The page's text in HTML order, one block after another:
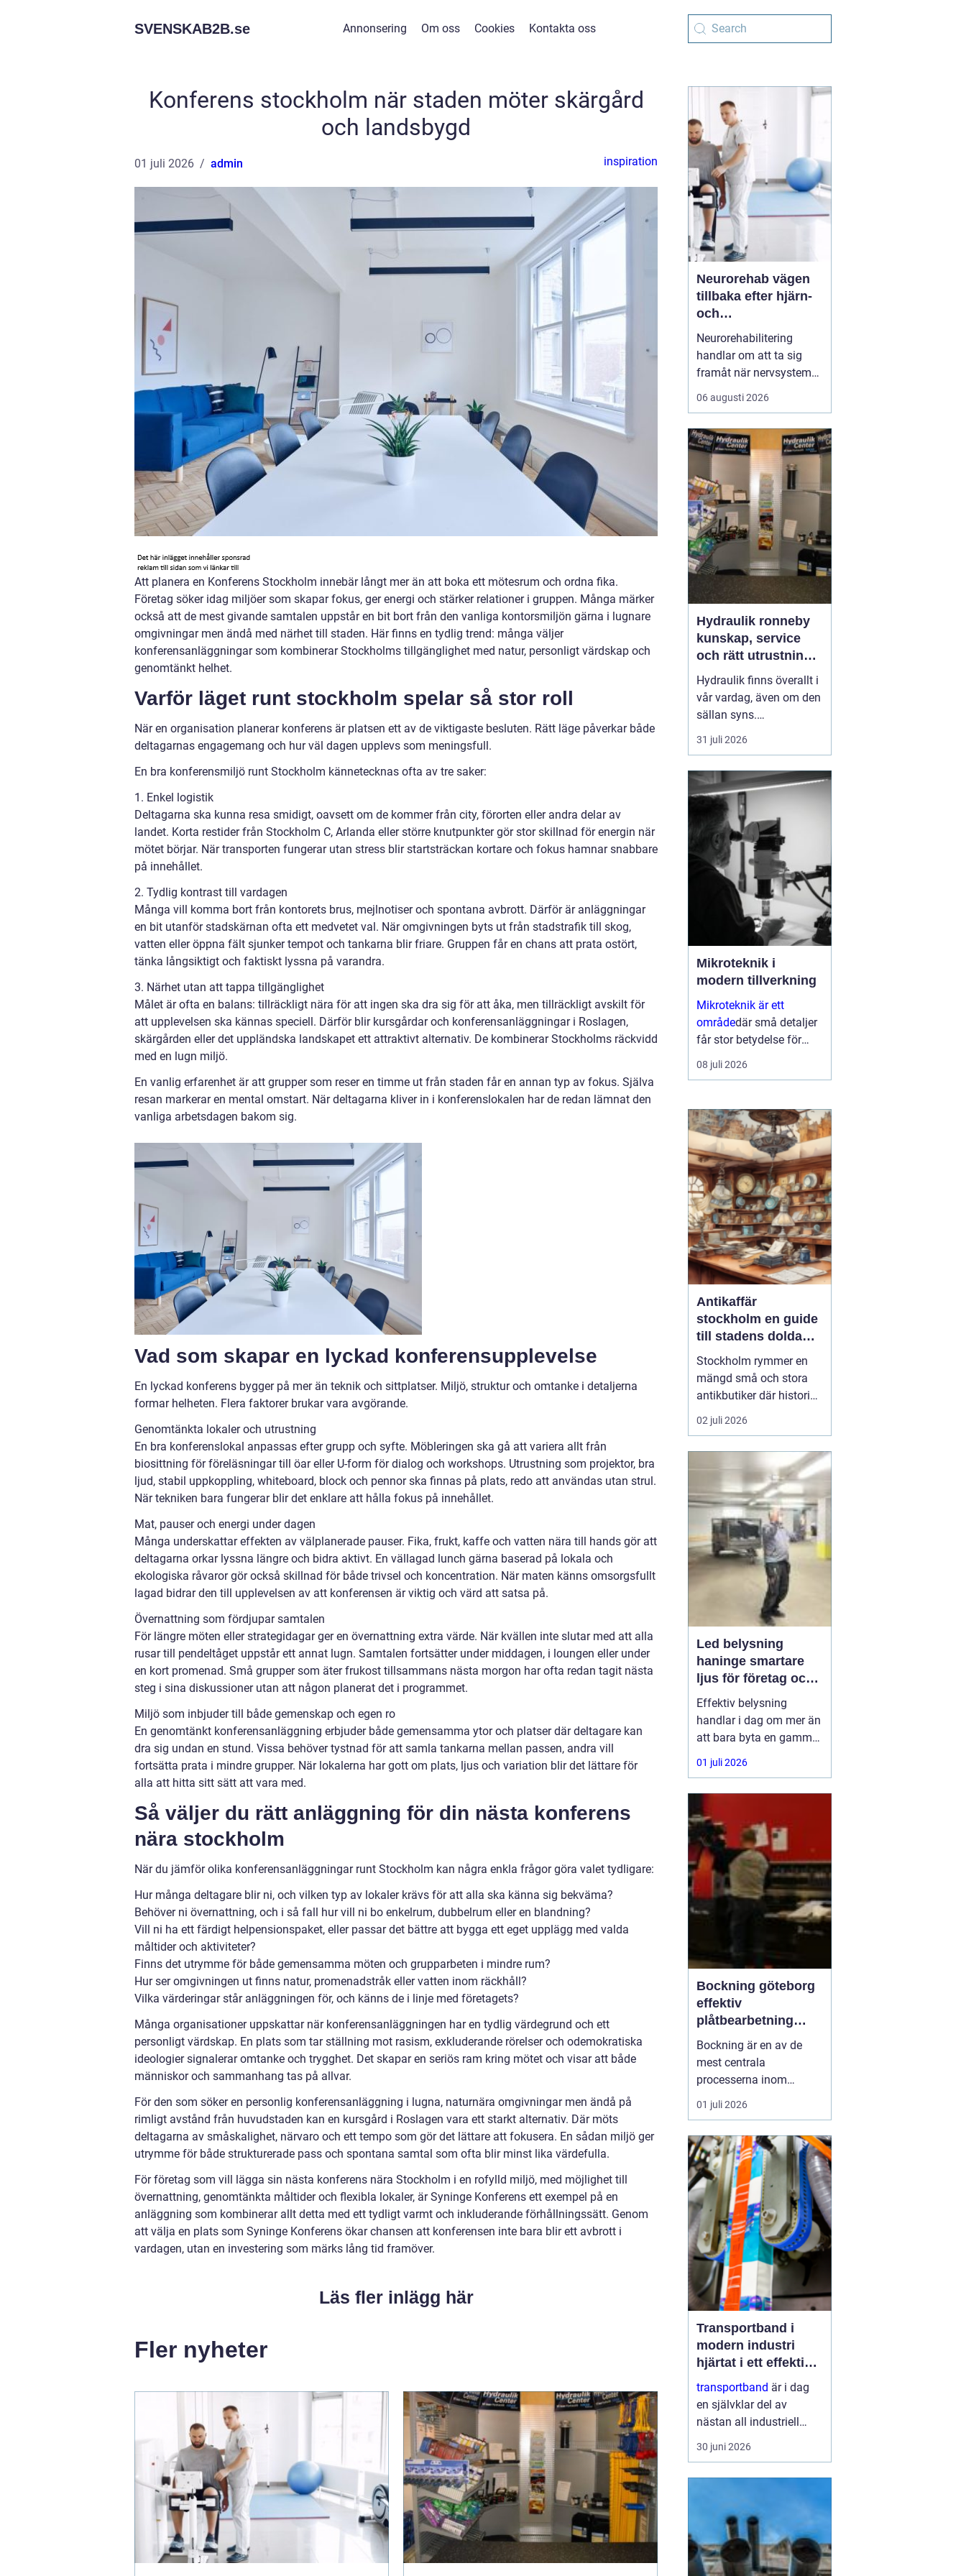
SVENSKAB2B.se Annonsering Om oss Cookies Kontakta oss
Konferens stockholm när staden möter skärgård
och landsbygd
01 juli 2026 admin inspiration
Att planera en Konferens Stockholm innebär långt mer än att boka ett mötesrum och ordna fika.
Företag söker idag miljöer som skapar fokus, ger energi och stärker relationer i gruppen. Många märker
också att de mest givande samtalen uppstår en bit bort från den vanliga kontorsmiljön gärna i lugnare
omgivningar men ändå med närhet till staden. Här finns en tydlig trend: många väljer
konferensanläggningar som kombinerar Stockholms tillgänglighet med natur, personligt värdskap och
genomtänkt helhet.
Varför läget runt stockholm spelar så stor roll
När en organisation planerar konferens är platsen ett av de viktigaste besluten. Rätt läge påverkar både
deltagarnas engagemang och hur väl dagen upplevs som meningsfull.
En bra konferensmiljö runt Stockholm kännetecknas ofta av tre saker:
1. Enkel logistik
Deltagarna ska kunna resa smidigt, oavsett om de kommer från city, förorten eller andra delar av
landet. Korta restider från Stockholm C, Arlanda eller större knutpunkter gör stor skillnad för energin när
mötet börjar. När transporten fungerar utan stress blir startsträckan kortare och fokus hamnar snabbare
på innehållet.
2. Tydlig kontrast till vardagen
Många vill komma bort från kontorets brus, mejlnotiser och spontana avbrott. Därför är anläggningar
en bit utanför stadskärnan ofta ett medvetet val. När omgivningen byts ut från stadstrafik till skog,
vatten eller öppna fält sjunker tempot och tankarna blir friare. Gruppen får en chans att prata ostört,
tänka långsiktigt och faktiskt lyssna på varandra.
3. Närhet utan att tappa tillgänglighet
Målet är ofta en balans: tillräckligt nära för att ingen ska dra sig för att åka, men tillräckligt avskilt för
att upplevelsen ska kännas speciell. Därför blir kursgårdar och konferensanläggningar i Roslagen,
skärgården eller det uppländska landskapet ett attraktivt alternativ. De kombinerar Stockholms räckvidd
med en lugn miljö.
En vanlig erfarenhet är att grupper som reser en timme ut från staden får en annan typ av fokus. Själva
resan markerar en mental omstart. När deltagarna kliver in i konferenslokalen har de redan lämnat den
vanliga arbetsdagen bakom sig.
Vad som skapar en lyckad konferensupplevelse
En lyckad konferens bygger på mer än teknik och sittplatser. Miljö, struktur och omtanke i detaljerna
formar helheten. Flera faktorer brukar vara avgörande.
Genomtänkta lokaler och utrustning
En bra konferenslokal anpassas efter grupp och syfte. Möbleringen ska gå att variera allt från
biosittning för föreläsningar till öar eller U-form för dialog och workshops. Utrustning som projektor, bra
ljud, stabil uppkoppling, whiteboard, block och pennor ska finnas på plats, redo att användas utan strul.
När tekniken bara fungerar blir det enklare att hålla fokus på innehållet.
Mat, pauser och energi under dagen
Många underskattar effekten av välplanerade pauser. Fika, frukt, kaffe och vatten nära till hands gör att
deltagarna orkar lyssna längre och bidra aktivt. En vällagad lunch gärna baserad på lokala och
ekologiska råvaror gör också skillnad för både trivsel och koncentration. När maten känns omsorgsfullt
lagad bidrar den till upplevelsen av att konferensen är viktig och värd att satsa på.
Övernattning som fördjupar samtalen
För längre möten eller strategidagar ger en övernattning extra värde. När kvällen inte slutar med att alla
rusar till pendeltåget uppstår ett annat lugn. Samtalen fortsätter under middagen, i loungen eller under
en kort promenad. Små grupper som äter frukost tillsammans nästa morgon har ofta redan tagit nästa
steg i sina diskussioner utan att någon planerat det i programmet.
Miljö som inbjuder till både gemenskap och egen ro
En genomtänkt konferensanläggning erbjuder både gemensamma ytor och platser där deltagare kan
dra sig undan en stund. Vissa behöver tystnad för att samla tankarna mellan passen, andra vill
fortsätta prata i mindre grupper. När lokalerna har gott om plats, ljus och variation blir det lättare för
alla att hitta sitt sätt att vara med.
Så väljer du rätt anläggning för din nästa konferens
nära stockholm
När du jämför olika konferensanläggningar runt Stockholm kan några enkla frågor göra valet tydligare:
Hur många deltagare blir ni, och vilken typ av lokaler krävs för att alla ska känna sig bekväma?
Behöver ni övernattning, och i så fall hur vill ni bo enkelrum, dubbelrum eller en blandning?
Vill ni ha ett färdigt helpensionspaket, eller passar det bättre att bygga ett eget upplägg med valda
måltider och aktiviteter?
Finns det utrymme för både gemensamma möten och grupparbeten i mindre rum?
Hur ser omgivningen ut finns natur, promenadstråk eller vatten inom räckhåll?
Vilka värderingar står anläggningen för, och känns de i linje med företagets?
Många organisationer uppskattar när konferensanläggningen har en tydlig värdegrund och ett
personligt värdskap. En plats som tar ställning mot rasism, exkluderande rörelser och odemokratiska
ideologier signalerar omtanke och trygghet. Det skapar en seriös ram kring mötet och visar att både
människor och sammanhang tas på allvar.
För den som söker en personlig konferensanläggning i lugna, naturnära omgivningar men ändå på
rimligt avstånd från huvudstaden kan en kursgård i Roslagen vara ett starkt alternativ. Där möts
deltagarna av småskalighet, närvaro och ett tempo som gör det lättare att fokusera. En sådan miljö ger
utrymme för både strukturerade pass och spontana samtal som ofta blir minst lika värdefulla.
För företag som vill lägga sin nästa konferens nära Stockholm i en rofylld miljö, med möjlighet till
övernattning, genomtänkta måltider och flexibla lokaler, är Syninge Konferens ett exempel på en
anläggning som kombinerar allt detta med ett tydligt varmt och inkluderande förhållningssätt. Genom
att välja en plats som Syninge Konferens ökar chansen att konferensen inte bara blir ett avbrott i
vardagen, utan en investering som märks lång tid framöver.
Läs fler inlägg här
Fler nyheter
Neurorehab vägen
tillbaka efter hjärn-
och
ryggmärgsskador
Neurorehabilitering
handlar om att ta sig
framåt när nervsystemet
har skadats eller
påverkats av sjukdom.
funktion, stärka det som
fortfarande fungerar och
skapa nya strategier för
vardagen. Med rätt stöd,
tillräcklig träning och ...
06 augusti 2026
Hydraulik ronneby
kunskap, service
och rätt utrustning
när det behövs som
mest
Hydraulik finns överallt i
vår vardag, även om den
sällan syns.
Skogsmaskiner,
lantbruksmaskiner,
industrilinjer och sågverk
är alla beroende av
välfungerande
hydrauliska system. När
en slang brister eller en
cylinder läcker stanna...
31 juli 2026
Mikroteknik i
modern tillverkning
Mikroteknik är ett
områdedär små detaljer
får stor betydelse för
helheten. När
komponenter blir mindre,
08 juli 2026
Antikaffär
stockholm en guide
till stadens dolda
skatter
Stockholm rymmer en
mängd små och stora
antikbutiker där historia,
hantverk och personlig
stil möts. För många
Antikaffär Stockholm
lika mycket om känslan
som om själva köpet.
Doften a...
02 juli 2026
Led belysning
haninge smartare
ljus för företag och
fastigheter
Effektiv belysning
handlar i dag om mer än
att bara byta en gammal
armatur mot en ny.
Företag,
Haninge söker lösningar
som sänker
energikostnader, ger
bättre arbetsmiljö och
kräver minimalt
underhåll.
01 juli 2026
Bockning göteborg
effektiv
plåtbearbetning
med precision
Bockning är en av de
mest centrala
processerna inom
modern plåtbearbetning.
I en industriregion som
marin, fordons- och
byggsektor är starka,
spelar väl utförd
bockning en avgörande
roll för allt från räcken
och kapslingar till ava...
01 juli 2026
Transportband i
modern industri
hjärtat i ett effektivt
flöde
transportband är i dag
en självklar del av
nästan all industriell
produktion. Från
stenbrott och återvinning
material tyst och
effektivt längs rullande
band. När systemen
funge...
30 juni 2026